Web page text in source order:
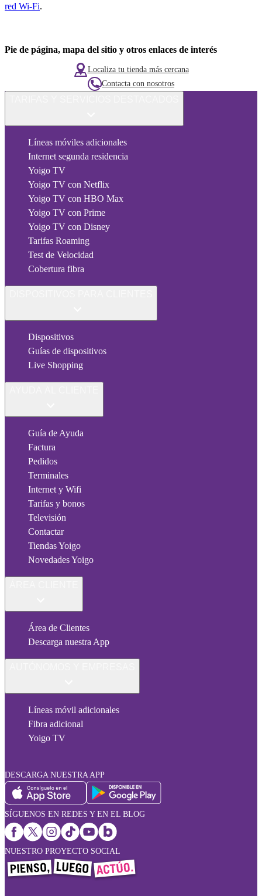
red Wi-Fi.
Pie de página, mapa del sitio y otros enlaces de interés
Localiza tu tienda más cercana
Contacta con nosotros
Líneas móviles adicionales
Internet segunda residencia
Yoigo TV
Yoigo TV con Netflix
Yoigo TV con HBO Max
Yoigo TV con Prime
Yoigo TV con Disney
Tarifas Roaming
Test de Velocidad
Cobertura fibra
Dispositivos
Guías de dispositivos
Live Shopping
Guía de Ayuda
Factura
Pedidos
Terminales
Internet y Wifi
Tarifas y bonos
Televisión
Contactar
Tiendas Yoigo
Novedades Yoigo
Área de Clientes
Descarga nuestra App
Líneas móvil adicionales
Fibra adicional
Yoigo TV
DESCARGA NUESTRA APP
SÍGUENOS EN REDES Y EN EL BLOG
NUESTRO PROYECTO SOCIAL